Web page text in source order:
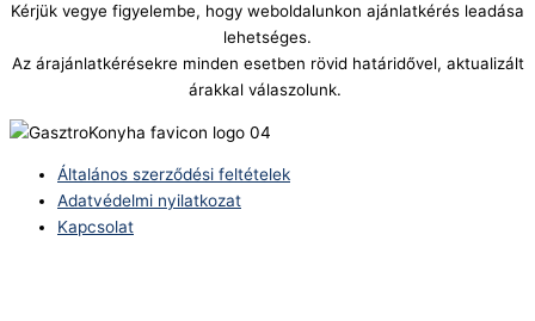
Kérjük vegye figyelembe, hogy weboldalunkon ajánlatkérés leadása
lehetséges.
Az árajánlatkérésekre minden esetben rövid határidővel, aktualizált
árakkal válaszolunk.
Általános szerződési feltételek
Adatvédelmi nyilatkozat
Kapcsolat